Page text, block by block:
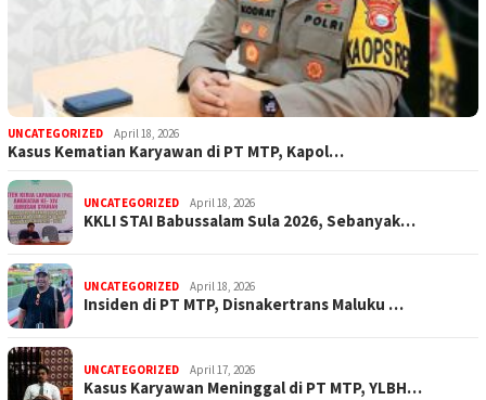
UNCATEGORIZED April 18, 2026
Kasus Kematian Karyawan di PT MTP, Kapol…
UNCATEGORIZED April 18, 2026
KKLI STAI Babussalam Sula 2026, Sebanyak…
UNCATEGORIZED April 18, 2026
Insiden di PT MTP, Disnakertrans Maluku …
UNCATEGORIZED April 17, 2026
Kasus Karyawan Meninggal di PT MTP, YLBH…